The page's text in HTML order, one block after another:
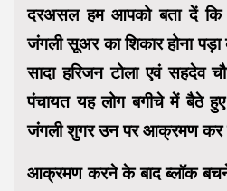
दरअसल हम आपको बता दें कि
जंगली सूअर का शिकार होना पड़ा
सादा हरिजन टोला एवं सहदेव
पंचायत यह लोग बगीचे में बैठे
जंगली शुगर उन पर आक्रमण कर
आक्रमण करने के बाद ब्लॉक